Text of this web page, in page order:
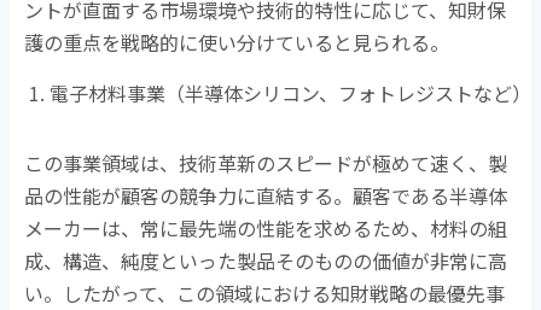
ントが直面する市場環境や技術的特性に応じて、知財保
護の重点を戦略的に使い分けていると見られる。
電子材料事業（半導体シリコン、フォトレジストなど）
この事業領域は、技術革新のスピードが極めて速く、製
品の性能が顧客の競争力に直結する。顧客である半導体
メーカーは、常に最先端の性能を求めるため、材料の組
成、構造、純度といった製品そのものの価値が非常に高
い。したがって、この領域における知財戦略の最優先事